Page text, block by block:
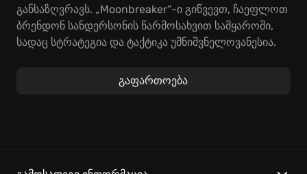
განსაზღვრავს. „Moonbreaker“-ი გიწვევთ, ჩაეფლოთ
ბრენდონ სანდერსონის წარმოსახვით სამყაროში,
სადაც სტრატეგია და ტაქტიკა უმნიშვნელოვანესია.
გაუმჯობესებაზე, რაც თქვენს სტრატეგიულ უნარებს
საგრძნობლად გაზრდის.
გაფართოება